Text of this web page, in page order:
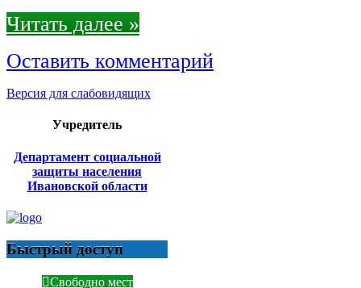
Читать далее »
Оставить комментарий
Версия для слабовидящих
Учредитель
Департамент социальной
защиты населения
Ивановской области
Быстрый доступ
Свободно мест